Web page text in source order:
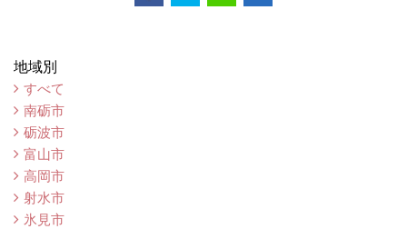
地域別
すべて
南砺市
砺波市
富山市
高岡市
射水市
氷見市